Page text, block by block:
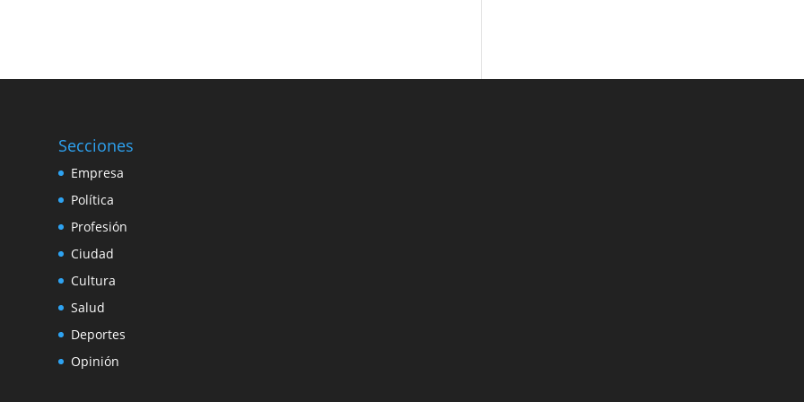
Secciones
Empresa
Política
Profesión
Ciudad
Cultura
Salud
Deportes
Opinión